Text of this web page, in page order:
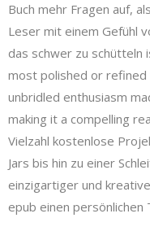
Buch mehr Fragen auf,
Leser mit einem Gefühl
das schwer zu schütteln
most polished or refined
unbridled enthusiasm
making it a compelling
Vielzahl kostenlose
Jars bis hin zu einer
einzigartiger und
epub einen persönlichen